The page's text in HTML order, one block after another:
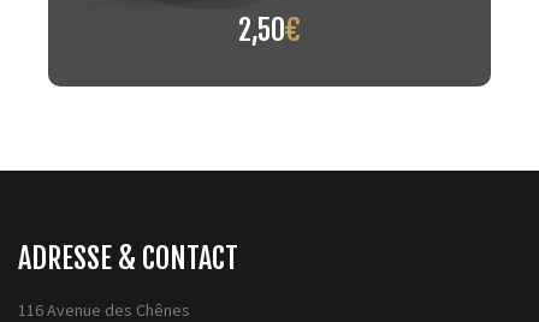
2,50€
ADRESSE & CONTACT
116 Avenue des Chênes